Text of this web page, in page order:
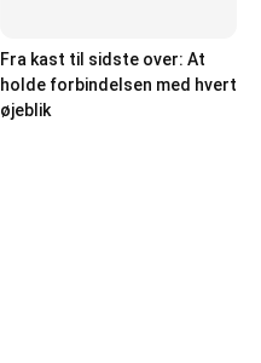
Fra kast til sidste over: At
holde forbindelsen med hvert
øjeblik